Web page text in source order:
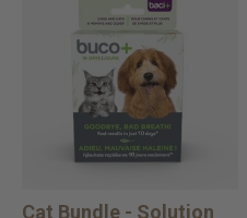
Cat Bundle - Solution